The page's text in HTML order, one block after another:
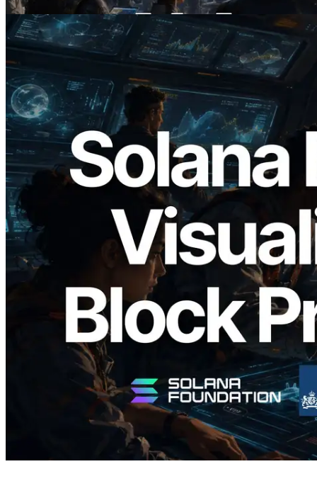
Lire cet article
2026.05.24
Validators Solutions lance le Solana Block
Analyzer — Visualisation du temps de
production de bloc par slot et des
validateurs assignés